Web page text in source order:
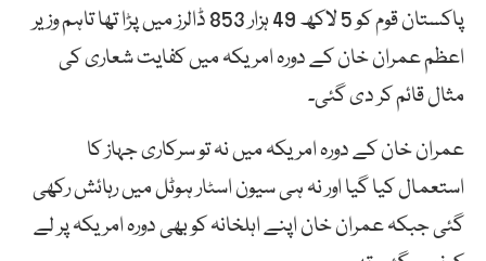
پاکستان قوم کو 5 لاکھ 49 ہزار 853 ڈالرز میں پڑا تھا تاہم وزیر
اعظم عمران خان کے دورہ امریکہ میں کفایت شعاری کی
مثال قائم کر دی گئی۔
عمران خان کے دورہ امریکہ میں نہ تو سرکاری جہاز کا
استعمال کیا گیا اور نہ ہی سیون اسٹار ہوٹل میں رہائش رکھی
گئی جبکہ عمران خان اپنے اہلخانہ کو بھی دورہ امریکہ پر لے